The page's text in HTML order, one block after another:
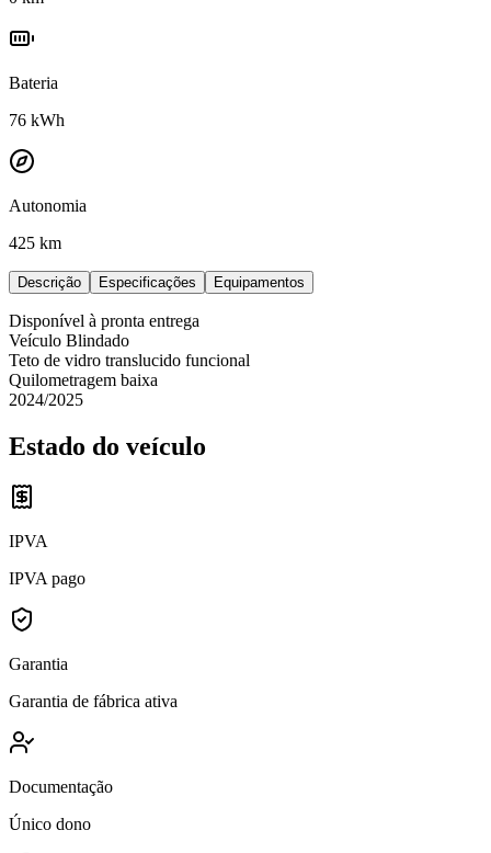
Bateria
76 kWh
Autonomia
425 km
Descrição Especificações Equipamentos
Disponível à pronta entrega
Veículo Blindado
Teto de vidro translucido funcional
Quilometragem baixa
2024/2025
Estado do veículo
IPVA
IPVA pago
Garantia
Garantia de fábrica ativa
Documentação
Único dono